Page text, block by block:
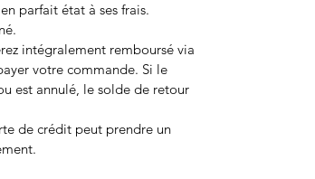
parfait état à ses frais.
intégralement remboursé via
votre commande. Si le
est annulé, le solde de retour
de crédit peut prendre un